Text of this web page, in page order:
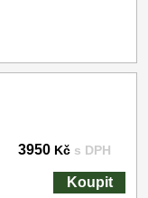
3950 Kč s DPH
Koupit